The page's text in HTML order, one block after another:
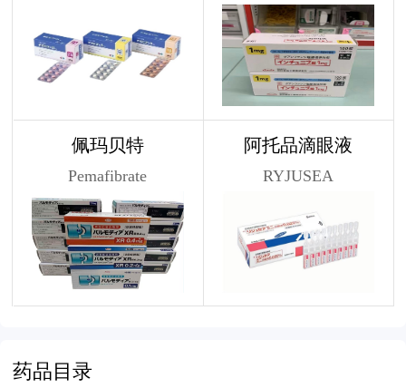
佩玛贝特
Pemafibrate
阿托品滴眼液
RYJUSEA
药品目录